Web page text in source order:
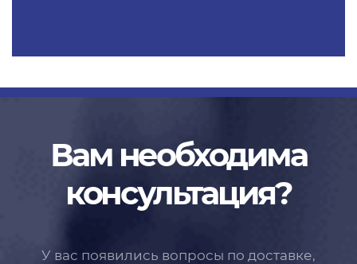
Вам необходима
консультация?
У вас появились вопросы по доставке,